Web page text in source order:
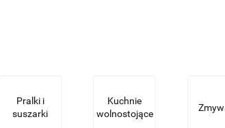
Pralki i
suszarki
Kuchnie
wolnostojące